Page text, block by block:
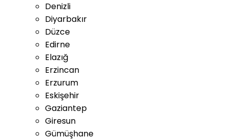
Denizli
Diyarbakır
Düzce
Edirne
Elazığ
Erzincan
Erzurum
Eskişehir
Gaziantep
Giresun
Gümüşhane